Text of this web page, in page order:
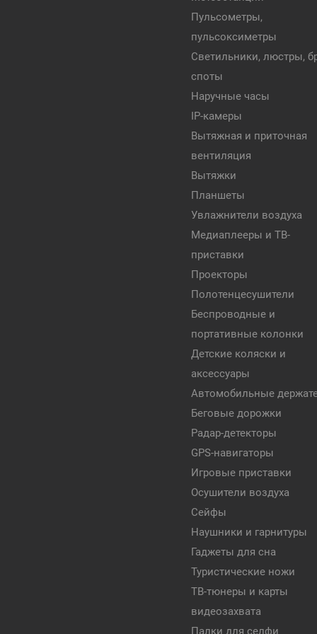
Пульсометры,
пульсоксиметры
Светильники, люстры,
споты
Наручные часы
IP-камеры
Вытяжная и приточная
вентиляция
Вытяжки
Планшеты
Увлажнители воздуха
Медиаплееры и ТВ-
приставки
Проекторы
Полотенцесушители
Беспроводные и
портативные колонки
Детские коляски и
аксессуары
Автомобильные
Беговые дорожки
Радар-детекторы
GPS-навигаторы
Игровые приставки
Осушители воздуха
Сейфы
Наушники и гарнитуры
Гаджеты для сна
Туристические ножи
ТВ-тюнеры и карты
видеозахвата
Палки для селфи